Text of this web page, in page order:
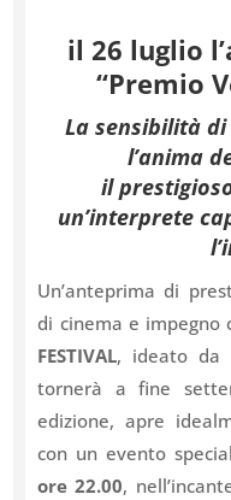
il 26 luglio
“Premio
La sensibilità
l’anima
il
un’interprete
Un’anteprima di
di cinema e
FESTIVAL, ideato da
tornerà a fine
edizione, apre
con un evento
ore 22.00,